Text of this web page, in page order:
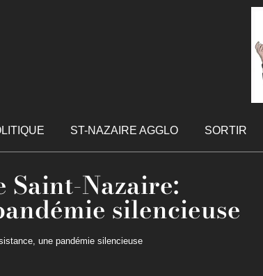
ST-NAZAIRE AGGLO SORTIR
Saint-Nazaire:
silencieuse
une pandémie silencieuse